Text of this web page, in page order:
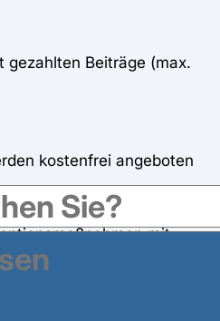
gezahlten Beiträge (max.
kostenfrei angeboten
Fitness-Kurse (100%)
mit